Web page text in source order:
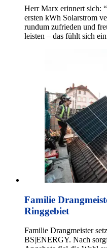
Herr Marx erinnert sich:
ersten kWh Solarstrom
rundum zufrieden und
leisten – das fühlt sich
Familie
Ringgebiet
Familie Drangmeister
BS|ENERGY. Nach